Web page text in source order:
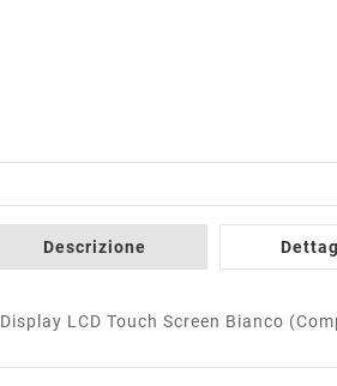
Descrizione
Display LCD Touch Screen Bianco